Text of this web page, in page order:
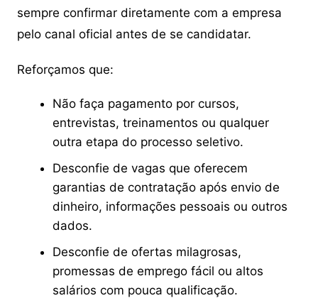
sempre confirmar diretamente com a empresa
pelo canal oficial antes de se candidatar.
Reforçamos que:
Não faça pagamento por cursos,
entrevistas, treinamentos ou qualquer
outra etapa do processo seletivo.
Desconfie de vagas que oferecem
garantias de contratação após envio de
dinheiro, informações pessoais ou outros
dados.
Desconfie de ofertas milagrosas,
promessas de emprego fácil ou altos
salários com pouca qualificação.